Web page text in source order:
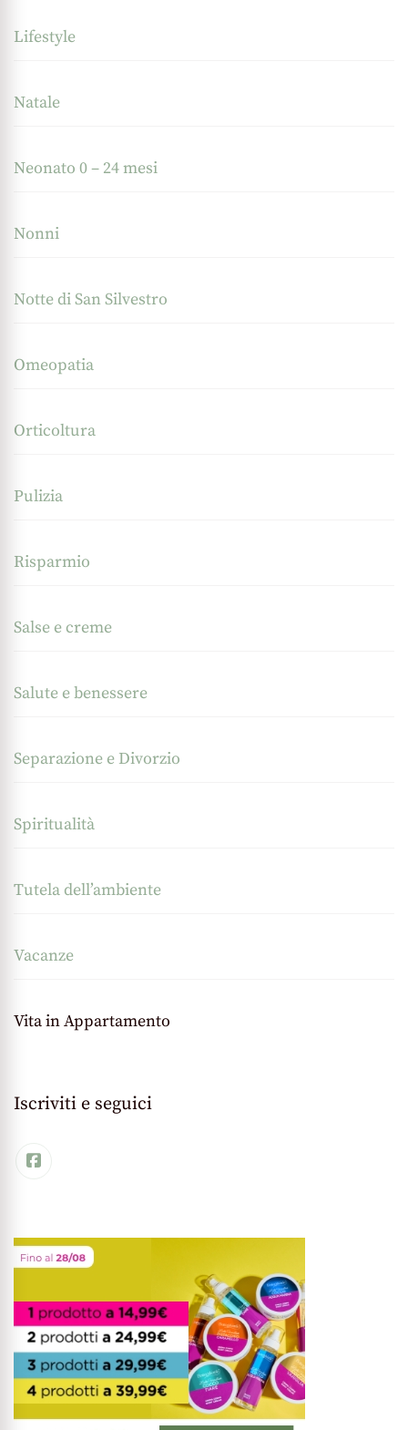
Lifestyle
Natale
Neonato 0 – 24 mesi
Nonni
Notte di San Silvestro
Omeopatia
Orticoltura
Pulizia
Risparmio
Salse e creme
Salute e benessere
Separazione e Divorzio
Spiritualità
Tutela dell’ambiente
Vacanze
Vita in Appartamento
Iscriviti e seguici